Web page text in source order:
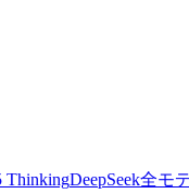
ThinkingDeepSeek全モ